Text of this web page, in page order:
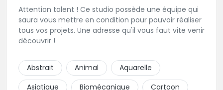
Attention talent ! Ce studio possède une équipe qui
saura vous mettre en condition pour pouvoir réaliser
tous vos projets. Une adresse qu'il vous faut vite venir
découvrir !
Abstrait Animal
Aquarelle
Asiatique
Biomécanique
Cartoon